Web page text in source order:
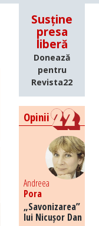
Susține
presa
liberă
Donează
pentru
Revista22
Opinii
Andreea
Pora
„Savonizarea”
lui Nicușor Dan